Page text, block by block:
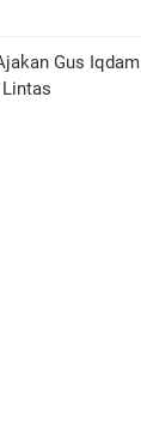
Gus Iqdam